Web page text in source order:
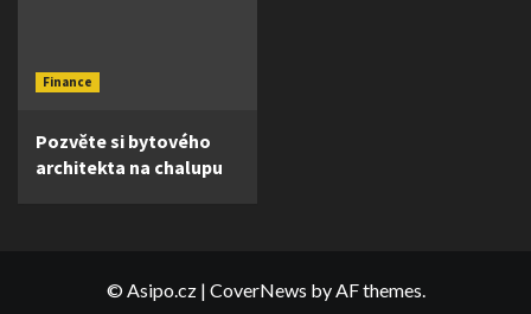
Finance
Pozvěte si bytového
architekta na chalupu
© Asipo.cz | CoverNews by AF themes.